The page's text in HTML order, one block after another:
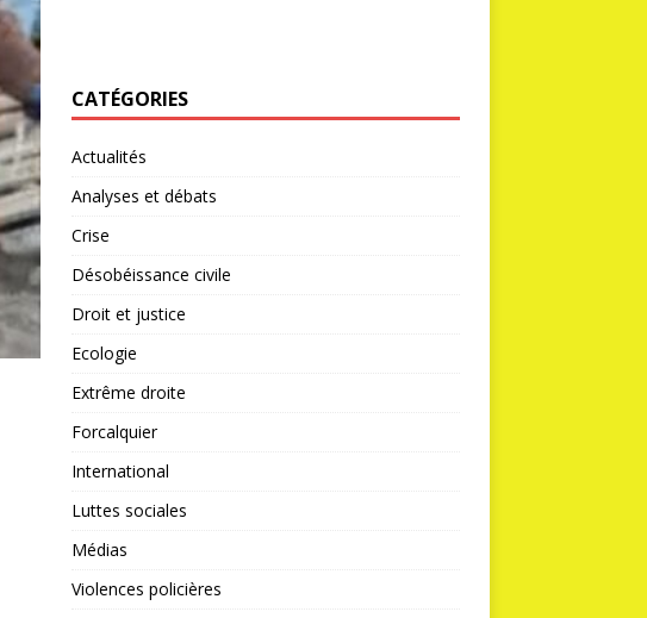
CATÉGORIES
Actualités
Analyses et débats
Crise
Désobéissance civile
Droit et justice
Ecologie
Extrême droite
Forcalquier
International
Luttes sociales
Médias
Violences policières